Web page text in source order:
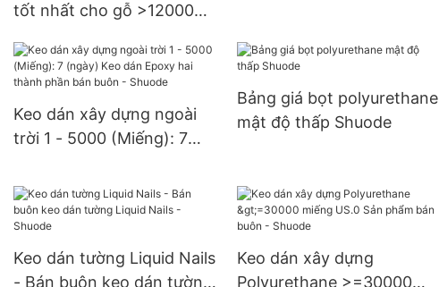
tốt nhất cho gỗ >12000
lượng (ngày) >=30000
Miếng Nhà sản xuất tại
Hoa Kỳ 72
Keo dán xây dựng ngoài
trời 1 - 5000 (Miếng): 7
thành phần bán buôn -
Shuode
Bảng giá bọt polyurethane
mật độ thấp Shuode
Keo dán tường Liquid Nails
- Bán buôn keo dán tường
Keo dán xây dựng
Polyurethane >=30000